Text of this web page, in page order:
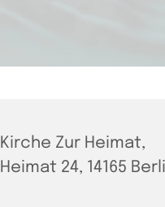
Kirche Zur Heimat,
Heimat 24, 14165